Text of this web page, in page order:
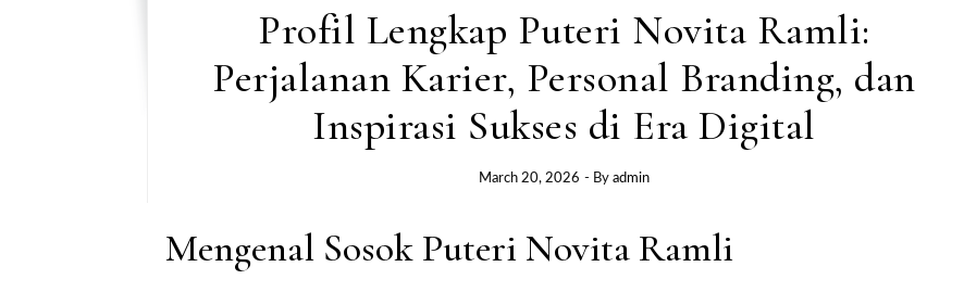
Profil Lengkap Puteri Novita Ramli:
Perjalanan Karier, Personal Branding, dan
Inspirasi Sukses di Era Digital
March 20, 2026 - By admin
Mengenal Sosok Puteri Novita Ramli